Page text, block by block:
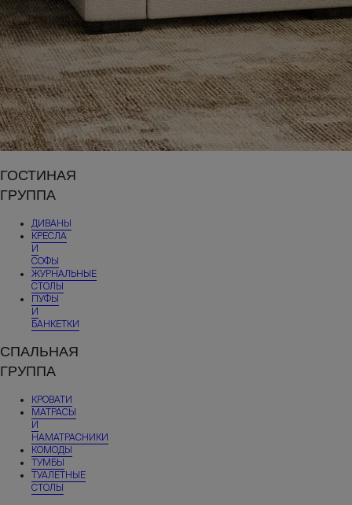
ГОСТИНАЯ
ГРУППА
ДИВАНЫ
КРЕСЛА
И
СОФЫ
ЖУРНАЛЬНЫЕ
СТОЛЫ
ПУФЫ
И
БАНКЕТКИ
СПАЛЬНАЯ
ГРУППА
КРОВАТИ
МАТРАСЫ
И
НАМАТРАСНИКИ
КОМОДЫ
ТУМБЫ
ТУАЛЕТНЫЕ
СТОЛЫ